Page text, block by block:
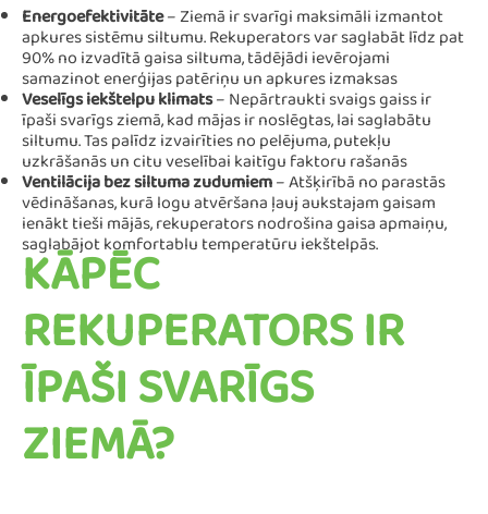
Energoefektivitāte– Ziemā ir svarīgi maksimāli izmantot
apkures sistēmu siltumu. Rekuperators var saglabāt līdz pat
90% no izvadītā gaisa siltuma, tādējādi ievērojami
samazinot enerģijas patēriņu un apkures izmaksas​
Veselīgs iekštelpu klimats– Nepārtraukti svaigs gaiss ir
īpaši svarīgs ziemā, kad mājas ir noslēgtas, lai saglabātu
siltumu. Tas palīdz izvairīties no pelējuma, putekļu
uzkrāšanās un citu veselībai kaitīgu faktoru rašanās
Ventilācija bez siltuma zudumiem– Atšķirībā no parastās
vēdināšanas, kurā logu atvēršana ļauj aukstajam gaisam
ienākt tieši mājās, rekuperators nodrošina gaisa apmaiņu,
saglabājot komfortablu temperatūru iekštelpās.
KĀPĒC
REKUPERATORS IR
ĪPAŠI SVARĪGS
ZIEMĀ?